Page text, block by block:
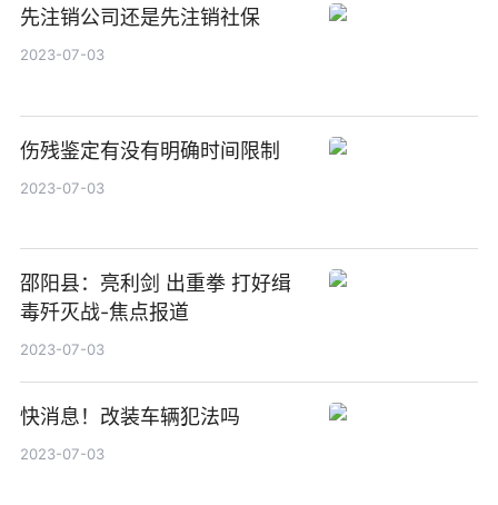
先注销公司还是先注销社保
2023-07-03
伤残鉴定有没有明确时间限制
2023-07-03
邵阳县：亮利剑 出重拳 打好缉
毒歼灭战-焦点报道
2023-07-03
快消息！改装车辆犯法吗
2023-07-03